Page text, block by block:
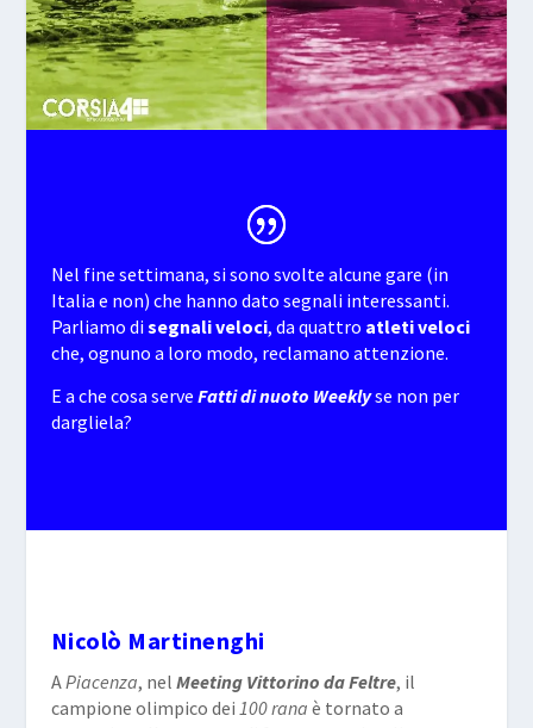
Nel fine settimana, si sono svolte alcune gare (in
Italia e non) che hanno dato segnali interessanti.
Parliamo disegnaliveloci, da quattro atleti veloci
che, ognuno a loro modo, reclamano attenzione.
E a che cosa serve Fatti di nuoto Weeklyse non per
dargliela?
Nicolò Martinenghi
APiacenza, nel Meeting Vittorino da Feltre, il
campione olimpico dei 100 rana è tornato a